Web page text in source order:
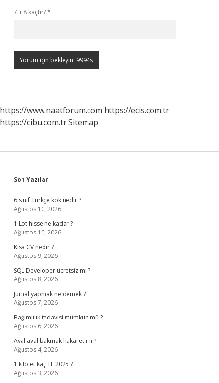
7 + 8 kaçtır?*
https://www.naatforum.com https://ecis.com.tr
https://cibu.com.trSitemap
Sidebar
Son Yazılar
6.sınıf Türkçe kök nedir ?
Ağustos 10, 2026
1 Lot hisse ne kadar ?
Ağustos 10, 2026
Kısa CV nedir ?
Ağustos 9, 2026
SQL Developer ücretsiz mi ?
Ağustos 8, 2026
Jurnal yapmak ne demek ?
Ağustos 7, 2026
Bağımlılık tedavisi mümkün mü ?
Ağustos 6, 2026
Aval aval bakmak hakaret mi ?
Ağustos 4, 2026
1 kilo et kaç TL 2025 ?
Ağustos 3, 2026